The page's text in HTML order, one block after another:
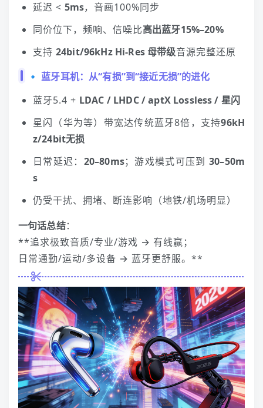
延迟 < 5ms，音画100%同步
同价位下，频响、信噪比高出蓝牙15%–20%
支持 24bit/96kHz Hi‑Res 母带级音源完整还原
🔹 蓝牙耳机：从“有损”到“接近无损”的进化
蓝牙5.4 + LDAC / LHDC / aptX Lossless / 星闪
星闪（华为等）带宽达传统蓝牙8倍，支持96kH
z/24bit无损
日常延迟： 20–80ms；游戏模式可压到30–50m
s
仍受干扰、拥堵、断连影响（地铁/机场明显）
一句话总结：
**追求极致音质/专业/游戏 → 有线赢；
日常通勤/运动/多设备 → 蓝牙更舒服。**